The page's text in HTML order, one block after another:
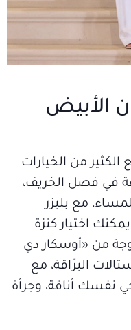
الأبيض
من الخيارات
في فصل الخريف،
مع بليزر
اختيار كنزة
من «أوسكار دي
البرّاقة، مع
نفسك أناقة، وجرأة